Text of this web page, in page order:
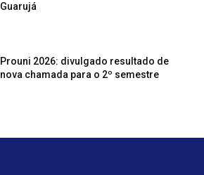
Guarujá
Prouni 2026: divulgado resultado de
nova chamada para o 2º semestre